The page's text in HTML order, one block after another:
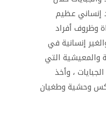
إنساني عظيم
وظروف أفراد
إنسانية في
والمعيشية التي
، وأخذ
وحشية وطغيان